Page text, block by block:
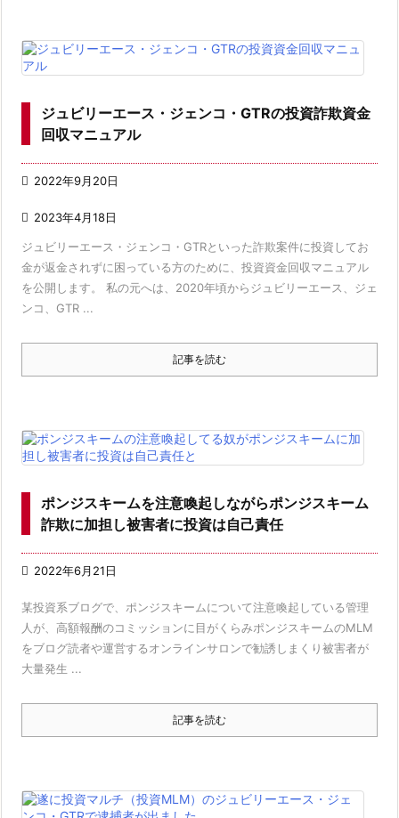
ジュビリーエース・ジェンコ・GTRの投資詐欺資金
回収マニュアル
 2022年9月20日
 2023年4月18日
ジュビリーエース・ジェンコ・GTRといった詐欺案件に投資してお
金が返金されずに困っている方のために、投資資金回収マニュアル
を公開します。 私の元へは、2020年頃からジュビリーエース、ジェ
ンコ、GTR ...
記事を読む
ポンジスキームを注意喚起しながらポンジスキーム
詐欺に加担し被害者に投資は自己責任
 2022年6月21日
某投資系ブログで、ポンジスキームについて注意喚起している管理
人が、高額報酬のコミッションに目がくらみポンジスキームのMLM
をブログ読者や運営するオンラインサロンで勧誘しまくり被害者が
大量発生 ...
記事を読む